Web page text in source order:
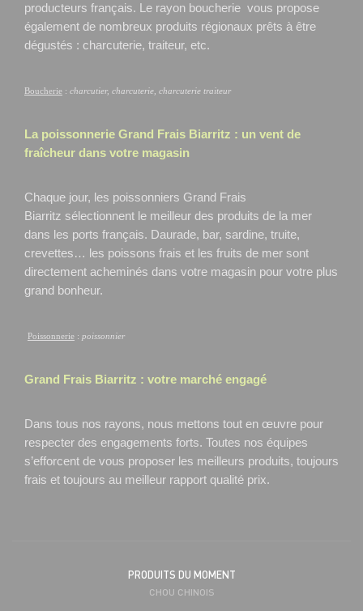
producteurs français. Le rayon boucherie vous propose
également de nombreux produits régionaux prêts à être
dégustés : charcuterie, traiteur, etc.
Boucherie : charcutier, charcuterie, charcuterie traiteur
La poissonnerie Grand Frais Biarritz : un vent de
fraîcheur dans votre magasin
Chaque jour, les poissonniers Grand Frais
Biarritz sélectionnent le meilleur des produits de la mer
dans les ports français. Daurade, bar, sardine, truite,
crevettes… les poissons frais et les fruits de mer sont
directement acheminés dans votre magasin pour votre plus
grand bonheur.
Poissonnerie : poissonnier
Grand Frais Biarritz : votre marché engagé
Dans tous nos rayons, nous mettons tout en œuvre pour
respecter des engagements forts. Toutes nos équipes
s’efforcent de vous proposer les meilleurs produits, toujours
frais et toujours au meilleur rapport qualité prix.
PRODUITS DU MOMENT
CHOU CHINOIS